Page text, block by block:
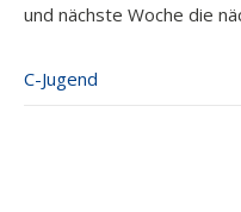
und nächste Woche die
C-Jugend